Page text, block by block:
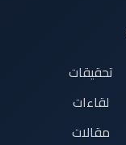
تحقيقات
لقاءات
مقالات